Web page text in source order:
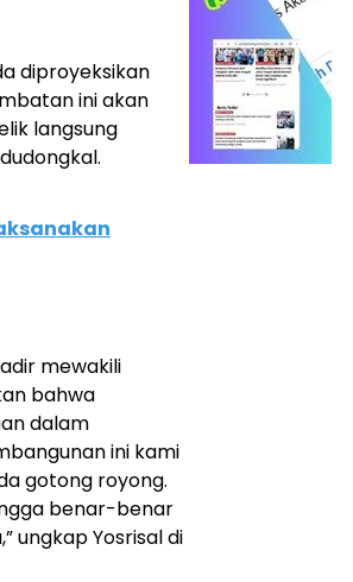
diproyeksikan
ini akan
langsung
mewakili
bahwa
dalam
ini kami
gotong royong.
benar-benar
ungkap Yosrisal di